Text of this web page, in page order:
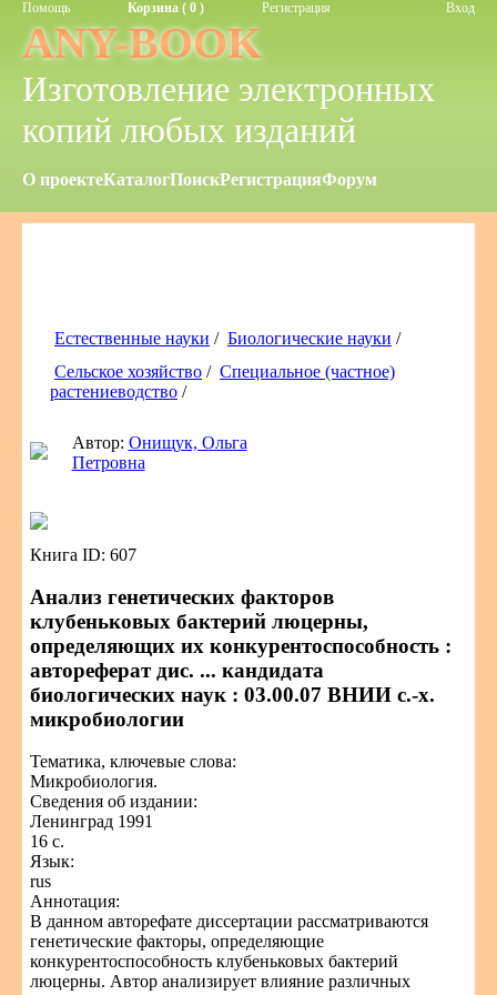
Помощь Корзина ( 0 ) Регистрация Вход
ANY-BOOK
Изготовление электронных
копий любых изданий
О проектеКаталогПоискРегистрацияФорум
Естественные науки / Биологические науки /
Сельское хозяйство / Специальное (частное)
растениеводство /
Автор: Онищук, Ольга
Петровна
Книга ID: 607
Анализ генетических факторов
клубеньковых бактерий люцерны,
определяющих их конкурентоспособность :
автореферат дис. ... кандидата
биологических наук : 03.00.07 ВНИИ с.-х.
микробиологии
Тематика, ключевые слова:
Микробиология.
Сведения об издании:
Ленинград 1991
16 с.
Язык:
rus
Аннотация:
В данном авторефате диссертации рассматриваются
генетические факторы, определяющие
конкурентоспособность клубеньковых бактерий
люцерны. Автор анализирует влияние различных